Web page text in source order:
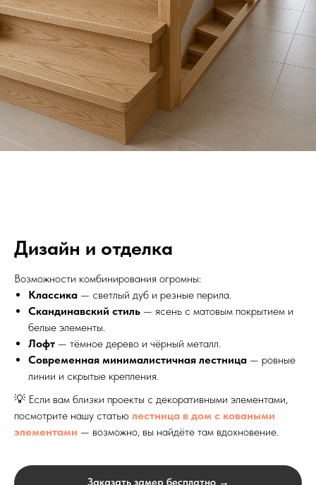
Дизайн и отделка
Возможности комбинирования огромны:
Классика — светлый дуб и резные перила.
Скандинавский стиль — ясень с матовым покрытием и
белые элементы.
Лофт — тёмное дерево и чёрный металл.
Современная минималистичная лестница — ровные
линии и скрытые крепления.
💡 Если вам близки проекты с декоративными элементами,
посмотрите нашу статью лестница в дом с коваными
элементами — возможно, вы найдёте там вдохновение.